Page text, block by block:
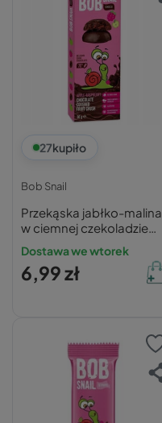
27kupiło
Bob Snail
Przekąska jabłko-malina
w ciemnej czekoladzie
Bob Snail 30g
Dostawa we wtorek
6,99 zł